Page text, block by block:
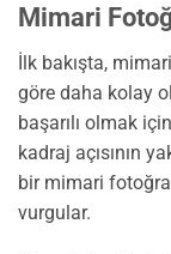
Mimari
İlk bakışta,
göre daha kolay
başarılı olmak
kadraj açısının
bir mimari
vurgular.